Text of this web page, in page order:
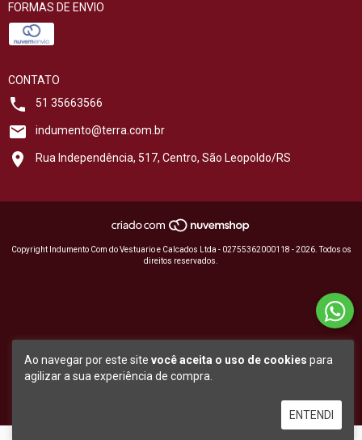
Ao navegar por este site você aceita o uso de cookies para
agilizar a sua experiência de compra.
ENTENDI
FORMAS DE ENVIO
CONTATO
51 35663566
indumento@terra.com.br
Rua Independência, 517, Centro, São Leopoldo/RS
Copyright Indumento Com do Vestuario e Calcados Ltda - 02755362000118 - 2026. Todos os
direitos reservados.